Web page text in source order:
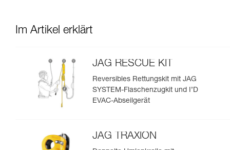
Im Artikel erklärt
JAG RESCUE KIT
Reversibles Rettungskit mit JAG
SYSTEM-Flaschenzugkit und I’D
EVAC-Abseilgerät
JAG TRAXION